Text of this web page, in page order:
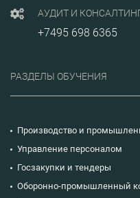
АУДИТ И
+7495 698 6365
РАЗДЕЛЫ ОБУЧЕНИЯ
Производство и
Управление персоналом
Госзакупки и тендеры
Оборонно-промышленный